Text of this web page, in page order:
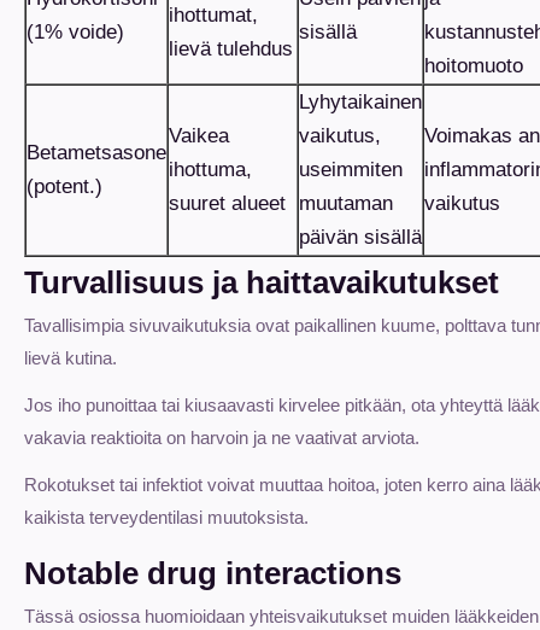
(1% voide)
ihottumat,
lievä tulehdus
sisällä
hoitomuoto
Betametsasone
(potent.)
Vaikea
ihottuma,
suuret alueet
Lyhytaikainen
vaikutus,
useimmiten
muutaman
päivän sisällä
Voimakas
vaikutus
Turvallisuus ja haittavaikutukset
Tavallisimpia sivuvaikutuksia ovat paikallinen kuume, polttava
lievä kutina.
Jos iho punoittaa tai kiusaavasti kirvelee pitkään, ota yhteyttä
vakavia reaktioita on harvoin ja ne vaativat arviota.
Rokotukset tai infektiot voivat muuttaa hoitoa, joten kerro aina
kaikista terveydentilasi muutoksista.
Notable drug interactions
Tässä osiossa huomioidaan yhteisvaikutukset muiden lääkkeiden